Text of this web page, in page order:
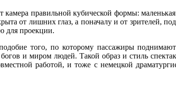
камера правильной кубической формы:
от лишних глаз, а поначалу и от зрителей,
для проекции.
того, по которому пассажиры
богов и миром людей. Такой образ и стиль
работой, и тоже с немецкой